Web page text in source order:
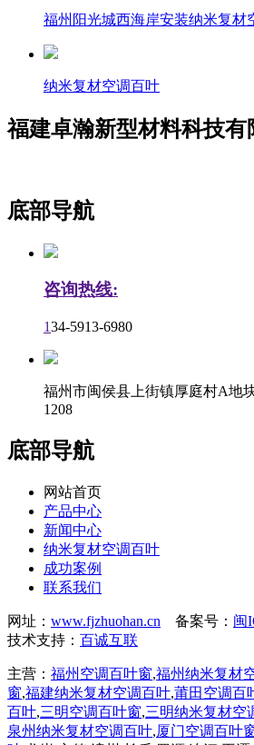
福州阳光城西海岸安装纳米复
纳米复材空调百叶
福建卓瀚新型材料科技有
底部导航
咨询热线:
134-5913-6980
福州市闽侯县上街镇厚庭村A地
1208
底部导航
网站首页
产品中心
新闻中心
纳米复材空调百叶
成功案例
联系我们
网址： www.fjzhuohan.cn 备案号： 闽
技术支持： 百诚互联
主营： 福州空调百叶窗,福州纳米复材
窗,福建纳米复材空调百叶,莆田空调百
百叶,三明空调百叶窗,三明纳米复材空
泉州纳米复材空调百叶,厦门空调百叶